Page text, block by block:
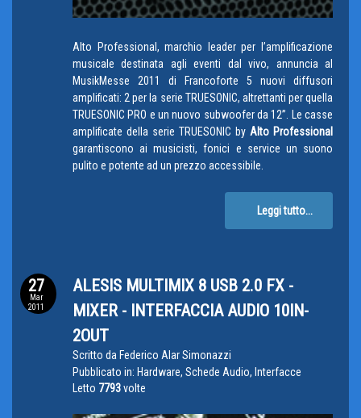
Alto Professional, marchio leader per l’amplificazione
musicale destinata agli eventi dal vivo, annuncia al
MusikMesse 2011 di Francoforte 5 nuovi diffusori
amplificati: 2 per la serie TRUESONIC, altrettanti per quella
TRUESONIC PRO e un nuovo subwoofer da 12”. Le casse
amplificate della serie TRUESONIC by Alto Professional
garantiscono ai musicisti, fonici e service un suono
pulito e potente ad un prezzo accessibile.
Leggi tutto...
27
Mar
2011
ALESIS MULTIMIX 8 USB 2.0 FX -
MIXER - INTERFACCIA AUDIO 10IN-
2OUT
Scritto da Federico Alar Simonazzi
Pubblicato in: Hardware, Schede Audio, Interfacce
Letto 7793volte